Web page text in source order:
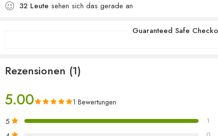
32 Leute sehen sich das gerade an
Guaranteed Safe
Rezensionen (1)
5.00 1 Bewertungen
5 1